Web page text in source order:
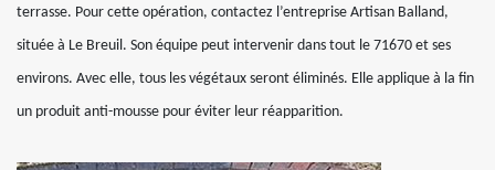
terrasse. Pour cette opération, contactez l’entreprise Artisan Balland,
située à Le Breuil. Son équipe peut intervenir dans tout le 71670 et ses
environs. Avec elle, tous les végétaux seront éliminés. Elle applique à la fin
un produit anti-mousse pour éviter leur réapparition.